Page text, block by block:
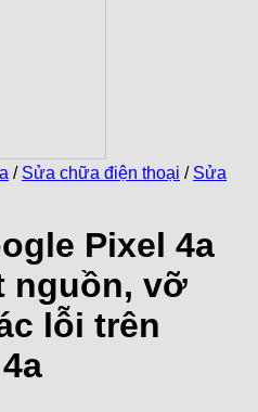
/ Sửa chữa điện thoại / Sửa
Pixel 4a
nguồn, vỡ
lỗi trên